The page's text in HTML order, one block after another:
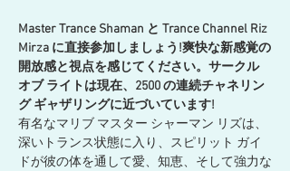
Master Trance Shaman と Trance Channel Riz
Mirza に直接参加しましょう!爽快な新感覚の
開放感と視点を感じてください。サークル
オブ ライトは現在、2500 の連続チャネリン
グ ギャザリングに近づいています!
有名なマリブ マスター シャーマン リズは、
深いトランス状態に入り、スピリット ガイ
ドが彼の体を通して愛、知恵、そして強力な